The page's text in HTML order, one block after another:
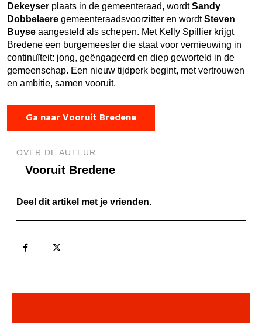
Dekeyser plaats in de gemeenteraad, wordtSandy
Dobbelaere gemeenteraadsvoorzitter en wordtSteven
Buyse aangesteld als schepen. Met Kelly Spillier krijgt
Bredene een burgemeester die staat voor vernieuwing in
continuïteit: jong, geëngageerd en diep geworteld in de
gemeenschap. Een nieuw tijdperk begint, met vertrouwen
en ambitie, samen vooruit.
Ga naar Vooruit Bredene
OVER DE AUTEUR
Vooruit Bredene
Deel dit artikel met je vrienden.